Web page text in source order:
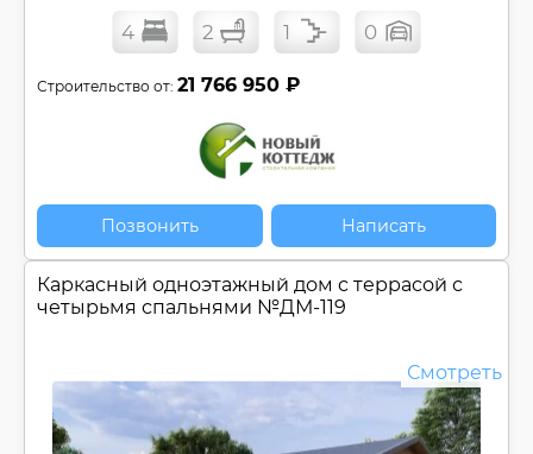
4 2 1 0
Строительство от: 21 766 950 ₽
Позвонить Написать
Каркасный одноэтажный дом c террасой с
четырьмя спальнями №ДМ-119
Смотреть